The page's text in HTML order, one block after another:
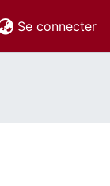
Se connecter